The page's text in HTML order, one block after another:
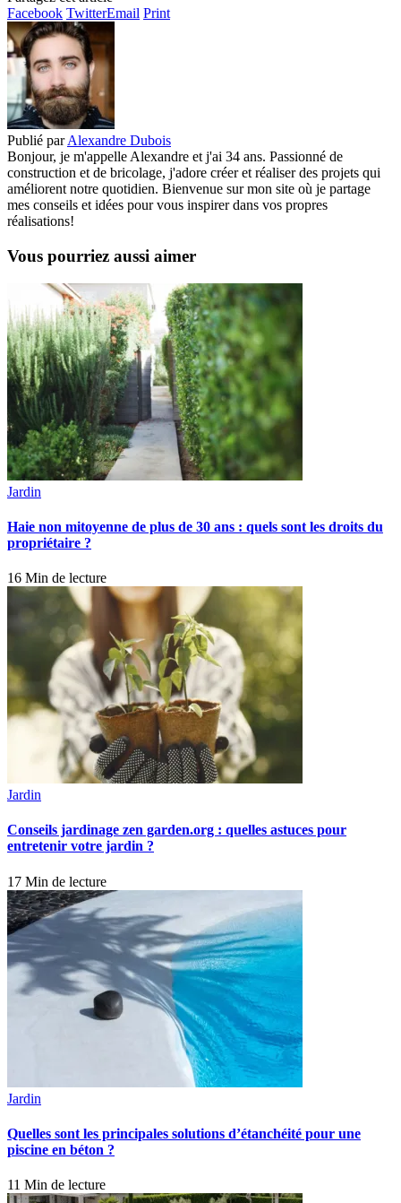
Facebook TwitterEmail Print
Publié par Alexandre Dubois
Bonjour, je m'appelle Alexandre et j'ai 34 ans. Passionné de
construction et de bricolage, j'adore créer et réaliser des projets qui
améliorent notre quotidien. Bienvenue sur mon site où je partage
mes conseils et idées pour vous inspirer dans vos propres
réalisations!
Vous pourriez aussi aimer
Jardin
Haie non mitoyenne de plus de 30 ans : quels sont les droits du
propriétaire ?
16 Min de lecture
Jardin
Conseils jardinage zen garden.org : quelles astuces pour
entretenir votre jardin ?
17 Min de lecture
Jardin
Quelles sont les principales solutions d’étanchéité pour une
piscine en béton ?
11 Min de lecture